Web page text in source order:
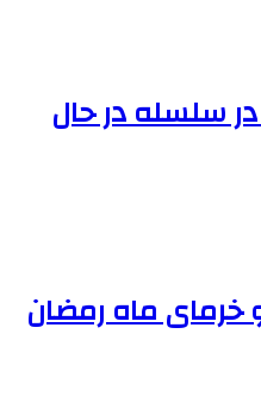
سلسله در حال
ماه رمضان